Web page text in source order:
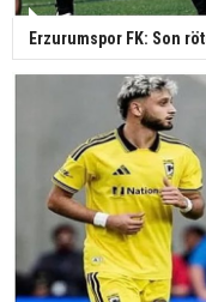
Erzurumspor FK: Son